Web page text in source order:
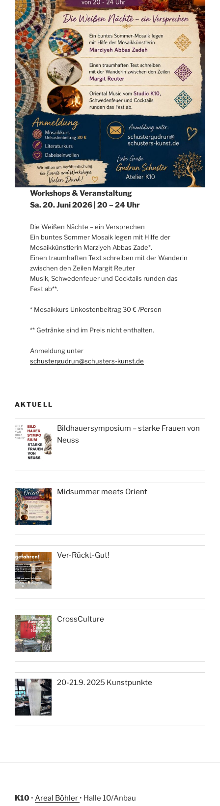
Workshops & Veranstaltung
Sa. 20. Juni 2026 | 20 – 24 Uhr
Die Weißen Nächte – ein Versprechen
Ein buntes Sommer Mosaik legen mit Hilfe der
Mosaikkünstlerin Marziyeh Abbas Zade*.
Einen traumhaften Text schreiben mit der Wanderin
zwischen den Zeilen Margit Reuter
Musik, Schwedenfeuer und Cocktails runden das
Fest ab**.
* Mosaikkurs Unkostenbeitrag 30 € /Person
** Getränke sind im Preis nicht enthalten.
Anmeldung unter
schustergudrun@schusters-kunst.de
AKTUELL
Bildhauersymposium – starke Frauen von
Neuss
Midsummer meets Orient
Ver-Rückt-Gut!
CrossCulture
20-21.9. 2025 Kunstpunkte
K10 • Areal Böhler • Halle 10/Anbau